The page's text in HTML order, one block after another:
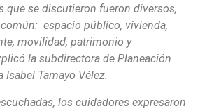
que se discutieron fueron diversos,
espacio público, vivienda,
movilidad, patrimonio y
la subdirectora de Planeación
Isabel Tamayo Vélez.
los cuidadores expresaron